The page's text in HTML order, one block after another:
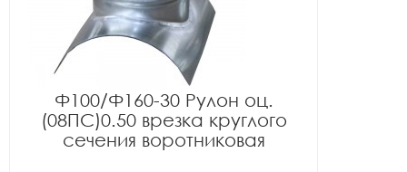
Ф100/Ф160-30 Рулон оц.
(08ПС)0.50 врезка круглого
сечения воротниковая